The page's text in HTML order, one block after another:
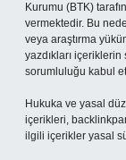
Kurumu (BTK)
vermektedir. Bu
veya araştırma
yazdıkları
sorumluluğu kabul
Hukuka ve yasal
içerikleri,
ilgili içerikler yasal